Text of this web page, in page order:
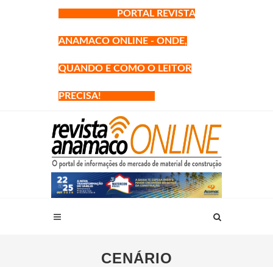
PORTAL REVISTA
ANAMACO ONLINE - ONDE,
QUANDO E COMO O LEITOR
PRECISA!
CENÁRIO